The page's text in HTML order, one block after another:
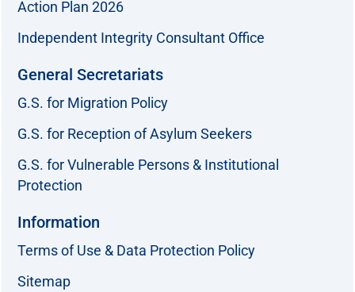
Action Plan 2026
Independent Integrity Consultant Office
General Secretariats
G.S. for Migration Policy
G.S. for Reception of Asylum Seekers
G.S. for Vulnerable Persons & Institutional
Protection
Information
Terms of Use & Data Protection Policy
Sitemap